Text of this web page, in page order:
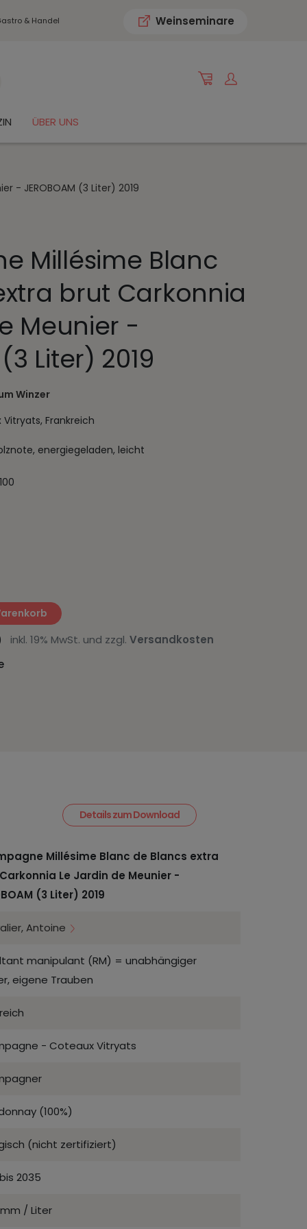
& Handel Weinseminare
ÜBER UNS
- JEROBOAM (3 Liter) 2019
Millésime Blanc
brut Carkonnia
Meunier -
Liter) 2019
Winzer
Frankreich
energiegeladen, leicht
inkl. 19% MwSt. und zzgl. Versandkosten
Details zum Download
Millésime Blanc de Blancs extra
Le Jardin de Meunier -
(3 Liter) 2019
Antoine
manipulant (RM) = unabhängiger
eigene Trauben
- Coteaux Vitryats
(100%)
(nicht zertifiziert)
2035
/ Liter